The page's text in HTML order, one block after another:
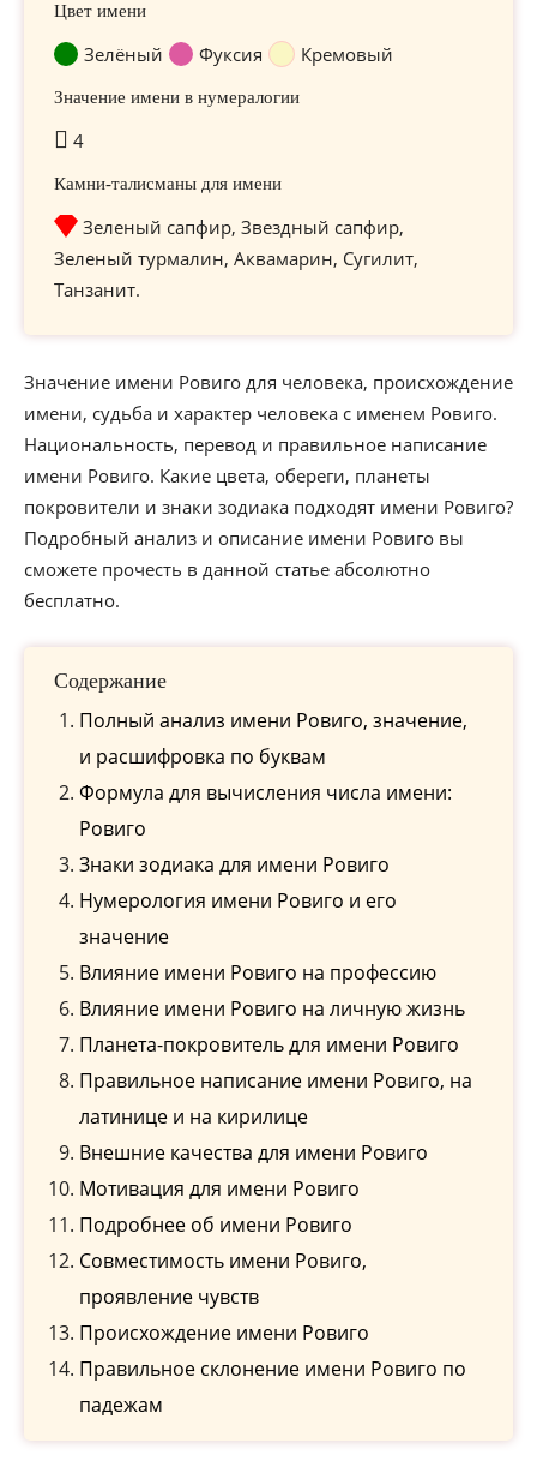
Цвет имени
Зелёный Фуксия Кремовый
Значение имени в нумералогии
4
Камни-талисманы для имени
Зеленый сапфир, Звездный сапфир,
Зеленый турмалин, Аквамарин, Сугилит,
Танзанит.
Значение имени Ровиго для человека, происхождение
имени, судьба и характер человека с именем Ровиго.
Национальность, перевод и правильное написание
имени Ровиго. Какие цвета, обереги, планеты
покровители и знаки зодиака подходят имени Ровиго?
Подробный анализ и описание имени Ровиго вы
сможете прочесть в данной статье абсолютно
бесплатно.
Содержание
Полный анализ имени Ровиго, значение,
и расшифровка по буквам
Формула для вычисления числа имени:
Ровиго
Знаки зодиака для имени Ровиго
Нумерология имени Ровиго и его
значение
Влияние имени Ровиго на профессию
Влияние имени Ровиго на личную жизнь
Планета-покровитель для имени Ровиго
Правильное написание имени Ровиго, на
латинице и на кирилице
Внешние качества для имени Ровиго
Мотивация для имени Ровиго
Подробнее об имени Ровиго
Совместимость имени Ровиго,
проявление чувств
Происхождение имени Ровиго
Правильное склонение имени Ровиго по
падежам